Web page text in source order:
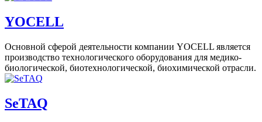
YOCELL
Основной сферой деятельности компании YOCELL является
производство технологического оборудования для медико-
биологической, биотехнологической, биохимической отрасли.
SeTAQ